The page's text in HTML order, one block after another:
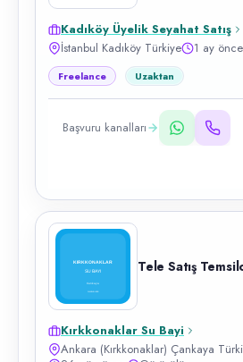
Kadıköy Üyelik Seyahat Satış
İstanbul Kadıköy Türkiye
1 ay önce
Freelance Uzaktan
Başvuru kanalları
Tele Satış
Kırkkonaklar Su Bayi
Ankara (Kırkkonaklar) Çankaya